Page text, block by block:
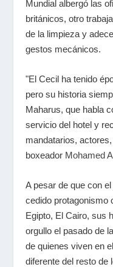
Mundial albergó las
británicos, otro
de la limpieza y
gestos mecánicos.
"El Cecil ha tenido
pero su historia
Maharus, que habla
servicio del hotel y
mandatarios,
boxeador Mohamed
A pesar de que con
cedido protagonismo
Egipto, El Cairo, sus
orgullo el pasado de
de quienes viven en
diferente del resto de